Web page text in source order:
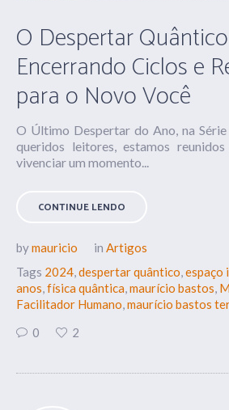
O Despertar
Encerrando Ciclos e
para o Novo Você
O Último Despertar do Ano, na
queridos leitores, estamos
vivenciar um momento...
CONTINUE LENDO
bymauricio in Artigos
Tags 2024,despertar quântico,espaço
anos,física quântica,maurício bastos,
Facilitador Humano,maurício bastos
0
2